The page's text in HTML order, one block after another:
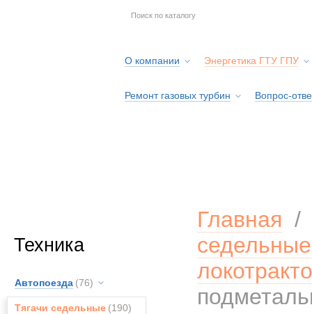
О компании Энергетика ГТУ ГПУ
Ремонт газовых турбин Вопрос-
Техника
Автопоезда (76)
Тягачи седельные (190)
Главная
седельные